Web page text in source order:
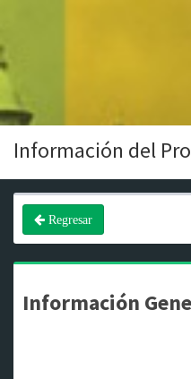
Información del
Regresar
Información